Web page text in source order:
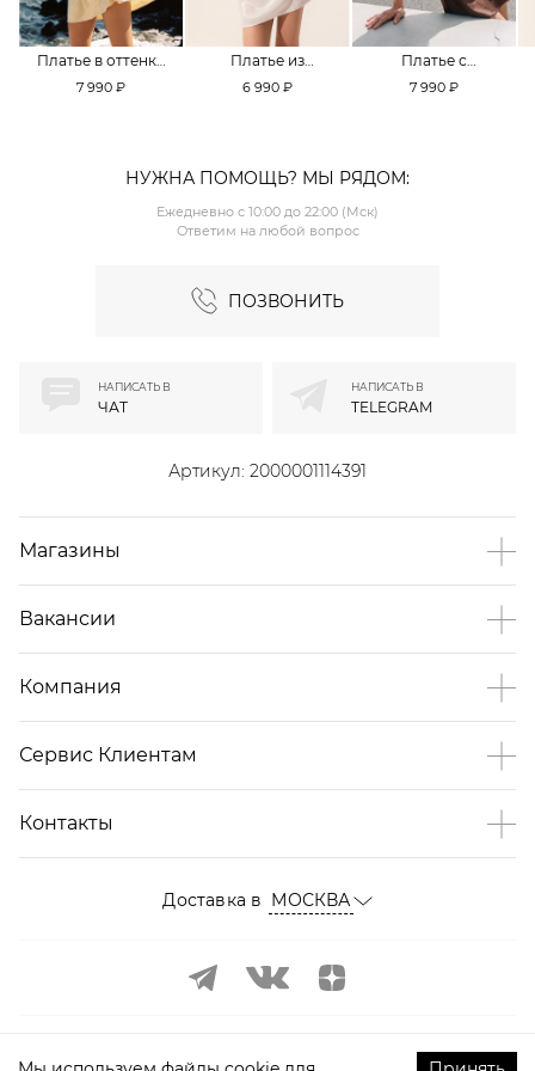
Платье в оттенке
Pale Banana
7 990 ₽
Платье из
смесовой вискозы
6 990 ₽
Платье с
кружевной
7 990 ₽
НУЖНА ПОМОЩЬ? МЫ РЯДОМ:
ПОЗВОНИТЬ
Ежедневно с 10:00 до 22:00 (Мск)
Ответим на любой вопрос
Артикул: 2000001114391
НАПИСАТЬ В
ЧАТ
НАПИСАТЬ В
TELEGRAM
Магазины
Вакансии
Компания
Сервис Клиентам
Контакты
Доставка в МОСКВА